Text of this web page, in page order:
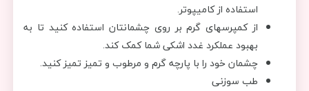
استفاده از کامیپوتر.
از کمپرسهای گرم بر روی چشمانتان استفاده کنید تا به
بهبود عملکرد غدد اشکی شما کمک کند.
چشمان خود را با پارچه گرم و مرطوب و تمیز تمیز کنید.
طب سوزنی